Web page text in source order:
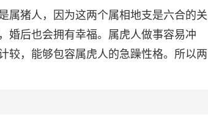
属猪人，因为这两个属相地支是六合的关
婚后也会拥有幸福。属虎人做事容易冲
较，能够包容属虎人的急躁性格。所以两